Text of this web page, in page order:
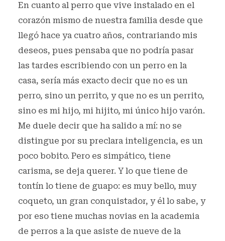
En cuanto al perro que vive instalado en el
corazón mismo de nuestra familia desde que
llegó hace ya cuatro años, contrariando mis
deseos, pues pensaba que no podría pasar
las tardes escribiendo con un perro en la
casa, sería más exacto decir que no es un
perro, sino un perrito, y que no es un perrito,
sino es mi hijo, mi hijito, mi único hijo varón.
Me duele decir que ha salido a mí: no se
distingue por su preclara inteligencia, es un
poco bobito. Pero es simpático, tiene
carisma, se deja querer. Y lo que tiene de
tontín lo tiene de guapo: es muy bello, muy
coqueto, un gran conquistador, y él lo sabe, y
por eso tiene muchas novias en la academia
de perros a la que asiste de nueve de la